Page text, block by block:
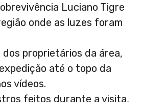
Luciano Tigre
onde as luzes foram
proprietários da área,
até o topo da
vídeos.
feitos durante a visita,